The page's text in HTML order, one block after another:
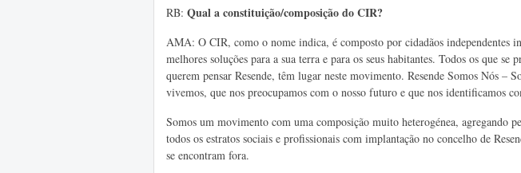
RB: Qual a constituição/composição do CIR?
AMA: O CIR, como o nome indica, é composto por cidadãos independentes
melhores soluções para a sua terra e para os seus habitantes. Todos os que se
querem pensar Resende, têm lugar neste movimento. Resende Somos Nós –
vivemos, que nos preocupamos com o nosso futuro e que nos identificamos
Somos um movimento com uma composição muito heterogénea, agregando
todos os estratos sociais e profissionais com implantação no concelho de
se encontram fora.